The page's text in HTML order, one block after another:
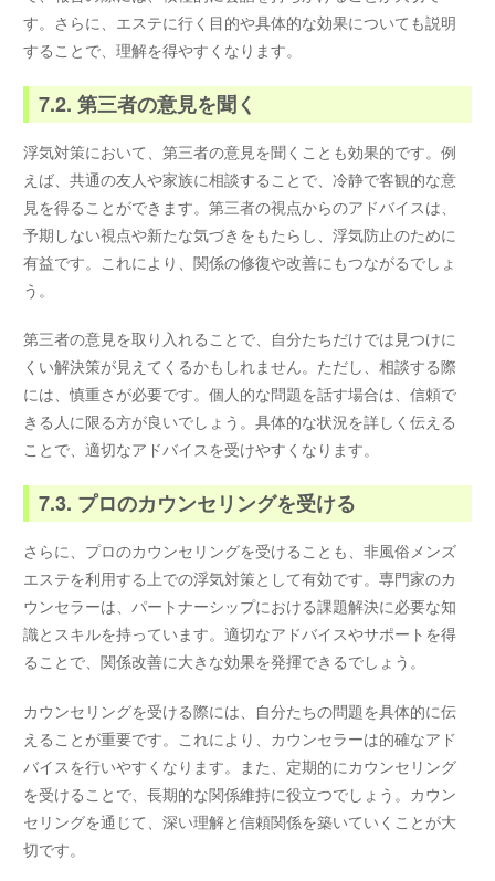
す。さらに、エステに行く目的や具体的な効果についても説明
することで、理解を得やすくなります。
7.2. 第三者の意見を聞く
浮気対策において、第三者の意見を聞くことも効果的です。例
えば、共通の友人や家族に相談することで、冷静で客観的な意
見を得ることができます。第三者の視点からのアドバイスは、
予期しない視点や新たな気づきをもたらし、浮気防止のために
有益です。これにより、関係の修復や改善にもつながるでしょ
う。
第三者の意見を取り入れることで、自分たちだけでは見つけに
くい解決策が見えてくるかもしれません。ただし、相談する際
には、慎重さが必要です。個人的な問題を話す場合は、信頼で
きる人に限る方が良いでしょう。具体的な状況を詳しく伝える
ことで、適切なアドバイスを受けやすくなります。
7.3. プロのカウンセリングを受ける
さらに、プロのカウンセリングを受けることも、非風俗メンズ
エステを利用する上での浮気対策として有効です。専門家のカ
ウンセラーは、パートナーシップにおける課題解決に必要な知
識とスキルを持っています。適切なアドバイスやサポートを得
ることで、関係改善に大きな効果を発揮できるでしょう。
カウンセリングを受ける際には、自分たちの問題を具体的に伝
えることが重要です。これにより、カウンセラーは的確なアド
バイスを行いやすくなります。また、定期的にカウンセリング
を受けることで、長期的な関係維持に役立つでしょう。カウン
セリングを通じて、深い理解と信頼関係を築いていくことが大
切です。